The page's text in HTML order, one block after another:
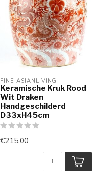
FINE ASIANLIVING
Keramische Kruk Rood
Wit Draken
Handgeschilderd
D33xH45cm
€215,00